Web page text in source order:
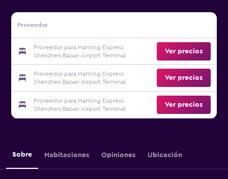
Proveedor
Proveedor para Hanting Express
Shenzhen Baoan Airport Terminal
Ver precios
Proveedor para Hanting Express
Shenzhen Baoan Airport Terminal
Ver precios
Proveedor para Hanting Express
Shenzhen Baoan Airport Terminal
Ver precios
Sobre Habitaciones Opiniones Ubicación